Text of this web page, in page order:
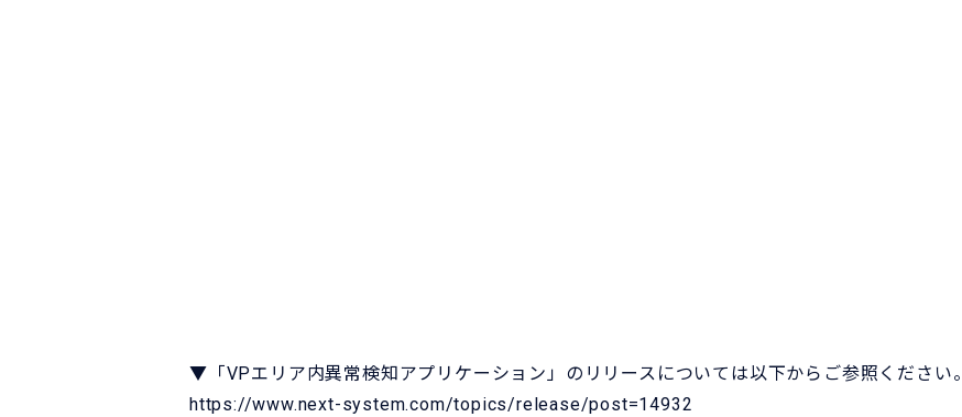
▼「VPエリア内異常検知アプリケーション」のリリースについては以下からご参照ください。
https://www.next-system.com/topics/release/post=14932